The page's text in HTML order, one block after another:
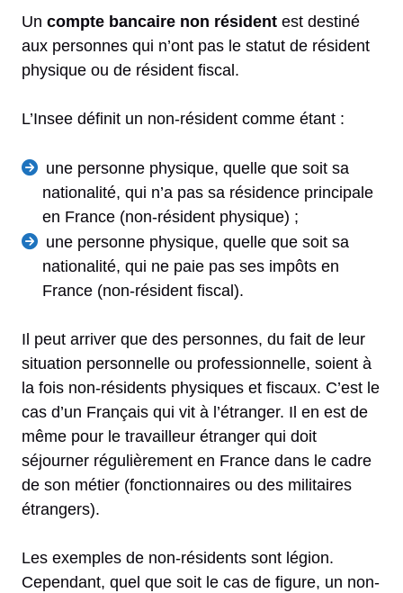
Un compte bancaire non résident est destiné
aux personnes qui n’ont pas le statut de résident
physique ou de résident fiscal.
L’Insee définit un non-résident comme étant :
une personne physique, quelle que soit sa
nationalité, qui n’a pas sa résidence principale
en France (non-résident physique) ;
une personne physique, quelle que soit sa
nationalité, qui ne paie pas ses impôts en
France (non-résident fiscal).
Il peut arriver que des personnes, du fait de leur
situation personnelle ou professionnelle, soient à
la fois non-résidents physiques et fiscaux. C’est le
cas d’un Français qui vit à l’étranger. Il en est de
même pour le travailleur étranger qui doit
séjourner régulièrement en France dans le cadre
de son métier (fonctionnaires ou des militaires
étrangers).
Les exemples de non-résidents sont légion.
Cependant, quel que soit le cas de figure, un non-